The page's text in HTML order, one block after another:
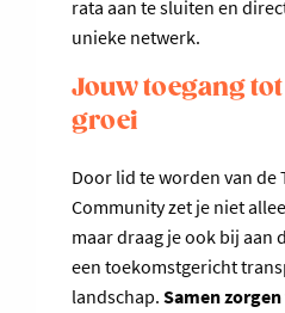
rata aan te sluiten en
unieke netwerk.
Jouw toegang
groei
Door lid te worden van de
Community zet je niet
maar draag je ook bij aan
een toekomstgericht
landschap. Samen